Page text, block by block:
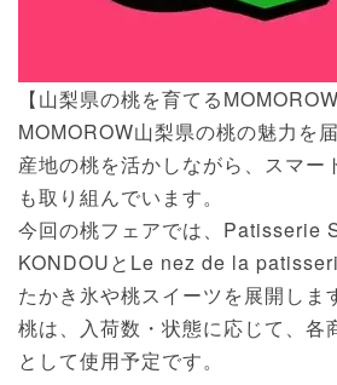
【山梨県の桃を育てるMOMOROW
MOMOROW山梨県の桃の魅力を
産地の桃を活かしながら、スマー
も取り組んでいます。
今回の桃フェアでは、Patisserie
KONDOUとLe nez de la
たかき氷や桃スイーツを展開しま
桃は、入荷数・状態に応じて、各
として使用予定です。